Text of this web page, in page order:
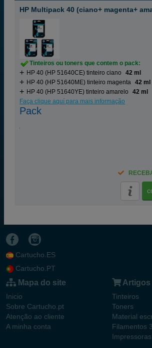
HP Multipack 40 (ciano+ magenta+
Tinteiros ou toners que contem o pack:
HP 40 (HP 51640CE) tinteiro ciano
42 ml
HP 40 (HP 51640ME) tinteiro magenta 42 ml
HP 40 (HP 51640YE) tinteiro amarelo
42 ml
Faça clique aquí para mais informação
Pack
Cartucho.ES
Cartucho.PT
Mapa do site
Inicio
Sobre Cartucho.pt
Atenção ao cliente
A minha conta
Artigos
Tinteiros
Toners
Material
Filamentos
Impressoras